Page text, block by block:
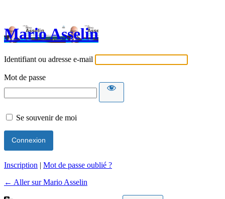
Mario Asselin
Identifiant ou adresse e-mail
Mot de passe
Se souvenir de moi
Inscription | Mot de passe oublié ?
← Aller sur Mario Asselin